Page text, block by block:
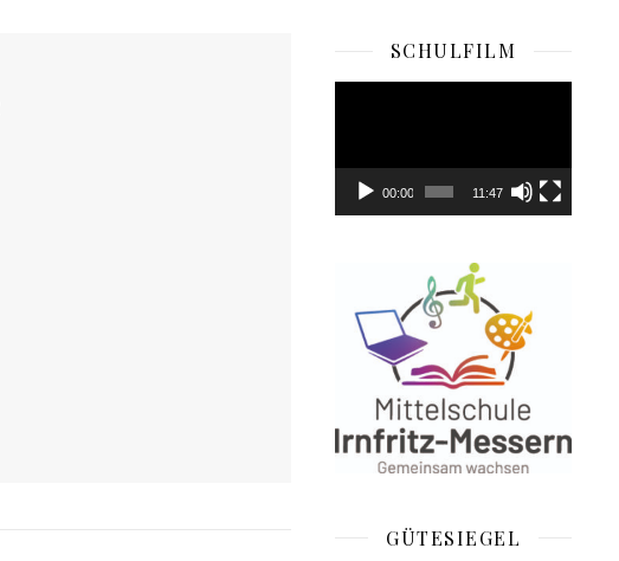
SCHULFILM
00:00 11:47
GÜTESIEGEL